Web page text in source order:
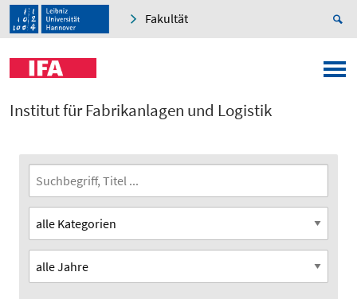
Fakultät
Institut für Fabrikanlagen und Logistik